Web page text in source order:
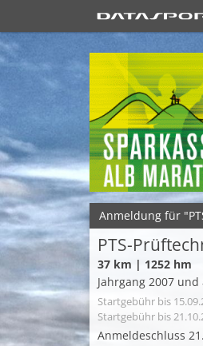
Anmeldung für
PTS-
37 km | 1252 hm
Jahrgang 2007
Startgebühr bis
Startgebühr bis
Anmeldeschluss